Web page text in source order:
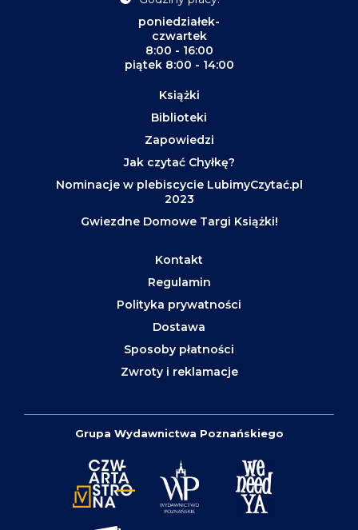
poniedziałek-
czwartek
8:00 - 16:00
piątek 8:00 - 14:00
Książki
Biblioteki
Zapowiedzi
Jak czytać Chyłkę?
Nominacje w plebiscycie LubimyCzytać.pl
2023
Gwiezdne Domowe Targi Książki!
Kontakt
Regulamin
Polityka prywatności
Dostawa
Sposoby płatności
Zwroty i reklamacje
Grupa Wydawnictwa Poznańskiego